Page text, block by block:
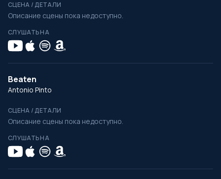
СЦЕНА / ДЕТАЛИ
Описание сцены пока недоступно.
СЛУШАТЬ НА
Beaten
Antonio Pinto
СЦЕНА / ДЕТАЛИ
Описание сцены пока недоступно.
СЛУШАТЬ НА